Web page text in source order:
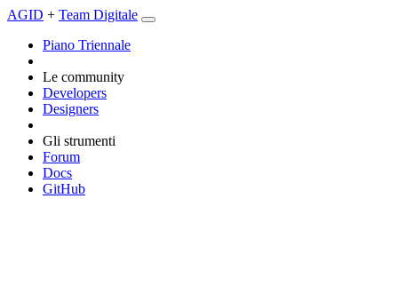
AGID + Team Digitale
Piano Triennale
Le community
Developers
Designers
Gli strumenti
Forum
Docs
GitHub